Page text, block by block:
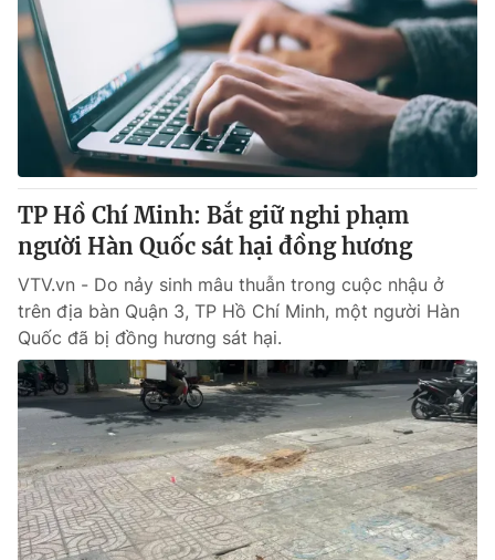
TP Hồ Chí Minh: Bắt giữ nghi phạm
người Hàn Quốc sát hại đồng hương
VTV.vn - Do nảy sinh mâu thuẫn trong cuộc nhậu ở
trên địa bàn Quận 3, TP Hồ Chí Minh, một người Hàn
Quốc đã bị đồng hương sát hại.